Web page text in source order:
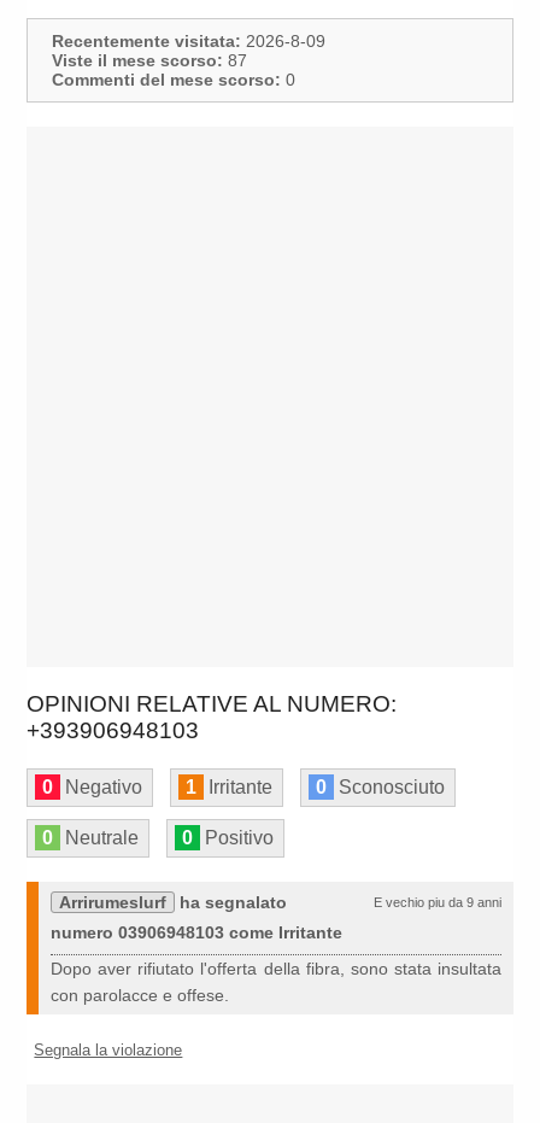
Recentemente visitata: 2026-8-09
Viste il mese scorso: 87
Commenti del mese scorso: 0
OPINIONI RELATIVE AL NUMERO:
+393906948103
0 Negativo 1 Irritante 0 Sconosciuto
0 Neutrale 0 Positivo
E vechio piu da 9 anni
Arrirumeslurf
ha segnalato
numero 03906948103 come Irritante
Dopo aver rifiutato l'offerta della fibra, sono stata insultata
con parolacce e offese.
Segnala la violazione